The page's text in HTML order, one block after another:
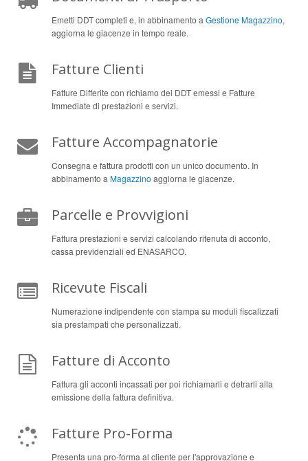
Emetti DDT completi e, in abbinamento aGestione Magazzino,
aggiorna le giacenze in tempo reale.
Fatture Clienti
Fatture Differite con richiamo dei DDT emessi e Fatture
Immediate di prestazioni e servizi.
Fatture Accompagnatorie
Consegna e fattura prodotti con un unico documento. In
abbinamento aMagazzino aggiorna le giacenze.
Parcelle e Provvigioni
Fattura prestazioni e servizi calcolando ritenuta di acconto,
cassa previdenziali ed ENASARCO.
Ricevute Fiscali
Numerazione indipendente con stampa su moduli fiscalizzati
sia prestampati che personalizzati.
Fatture di Acconto
Fattura gli acconti incassati per poi richiamarli e detrarli alla
emissione della fattura definitiva.
Fatture Pro-Forma
Presenta una pro-forma al cliente per l'approvazione e